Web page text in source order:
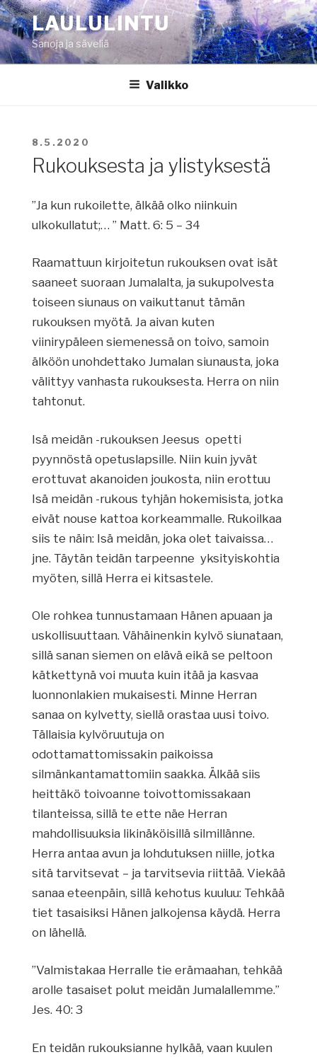
Siirry
sisältöönLAULULINTU
Sanoja ja säveliä
Valikko
JULKAISTU
8.5.2020
Rukouksesta ja ylistyksestä
”Ja kun rukoilette, älkää olko niinkuin
ulkokullatut;… ” Matt. 6: 5 – 34
Raamattuun kirjoitetun rukouksen ovat isät
saaneet suoraan Jumalalta, ja sukupolvesta
toiseen siunaus on vaikuttanut tämän
rukouksen myötä. Ja aivan kuten
viinirypäleen siemenessä on toivo, samoin
älköön unohdettako Jumalan siunausta, joka
välittyy vanhasta rukouksesta. Herra on niin
tahtonut.
Isä meidän -rukouksen Jeesus opetti
pyynnöstä opetuslapsille. Niin kuin jyvät
erottuvat akanoiden joukosta, niin erottuu
Isä meidän -rukous tyhjän hokemisista, jotka
eivät nouse kattoa korkeammalle. Rukoilkaa
siis te näin: Isä meidän, joka olet taivaissa…
jne. Täytän teidän tarpeenne yksityiskohtia
myöten, sillä Herra ei kitsastele.
Ole rohkea tunnustamaan Hänen apuaan ja
uskollisuuttaan. Vähäinenkin kylvö siunataan,
sillä sanan siemen on elävä eikä se peltoon
kätkettynä voi muuta kuin itää ja kasvaa
luonnonlakien mukaisesti. Minne Herran
sanaa on kylvetty, siellä orastaa uusi toivo.
Tällaisia kylvöruutuja on
odottamattomissakin paikoissa
silmänkantamattomiin saakka. Älkää siis
heittäkö toivoanne toivottomissakaan
tilanteissa, sillä te ette näe Herran
mahdollisuuksia likinäköisillä silmillänne.
Herra antaa avun ja lohdutuksen niille, jotka
sitä tarvitsevat – ja tarvitsevia riittää. Viekää
sanaa eteenpäin, sillä kehotus kuuluu: Tehkää
tiet tasaisiksi Hänen jalkojensa käydä. Herra
on lähellä.
”Valmistakaa Herralle tie erämaahan, tehkää
arolle tasaiset polut meidän Jumalallemme.”
Jes. 40: 3
En teidän rukouksianne hylkää, vaan kuulen